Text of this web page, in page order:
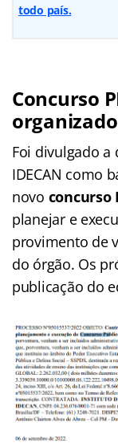
todo país.
Concurso
Foi divulgado a
IDECAN como
novo concurso
planejar e
provimento de
do órgão. Os
publicação do